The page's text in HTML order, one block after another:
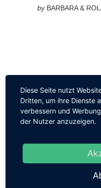
by BARBARA &
ALLGEMEIN
0
6 kleine Ideen zur
Diese Seite nutzt
Dritten, um ihre Dienste
verbessern und
der Nutzer anzuzeigen.